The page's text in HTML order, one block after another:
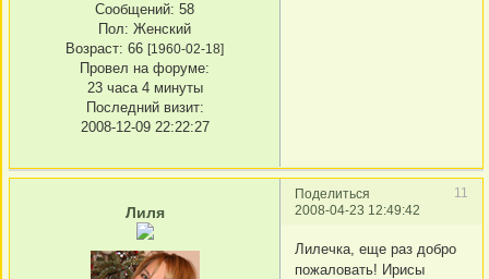
Сообщений: 58
Пол: Женский
Возраст: 66 [1960-02-18]
Провел на форуме:
23 часа 4 минуты
Последний визит:
2008-12-09 22:22:27
Поделиться
11
2008-04-23 12:49:42
Лиля
Лилечка, еще раз добро
пожаловать! Ирисы